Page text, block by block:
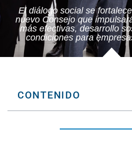
El diálogo social se
nuevo Consejo que
más efectivas, desarrollo
condiciones para
CONTENIDO